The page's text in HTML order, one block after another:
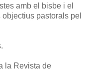
amb el bisbe i el
pastorals pel
la Revista de